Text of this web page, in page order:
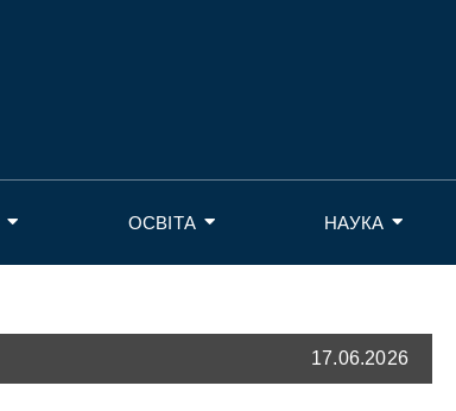
ОСВІТА НАУКА
17.06.2026